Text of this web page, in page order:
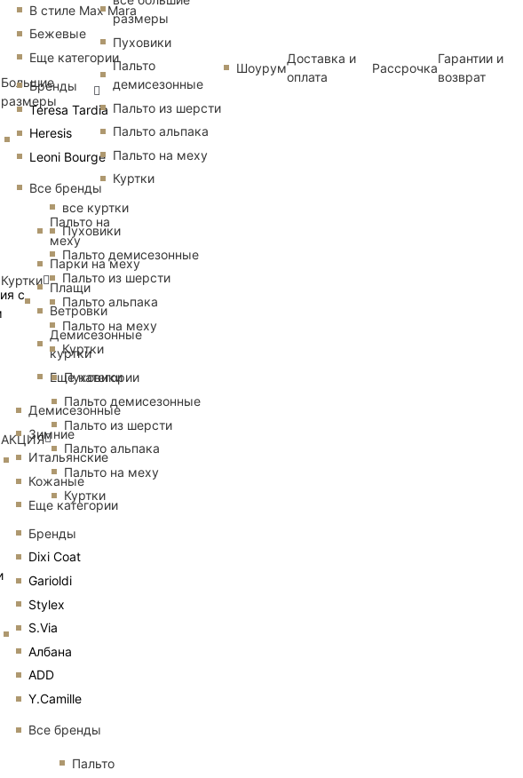
В стиле Max Mara
Бежевые
Еще категории
Бренды
Teresa Tardia
Heresis
Leoni Bourge
Все бренды
с
Пальто на
меху
Парки на меху
Плащи
Ветровки
Демисезонные
куртки
Еще категории
Демисезонные
Зимние
Итальянские
Кожаные
Еще категории
Бренды
Dixi Coat
Garioldi
Stylex
S.Via
Албана
ADD
Y.Camille
Все бренды
Пальто
Большие
размеры
размеры
Пуховики
Пальто
демисезонные
Пальто из шерсти
Пальто альпака
Пальто на меху
Куртки
Куртки
все куртки
Пуховики
Пальто демисезонные
Пальто из шерсти
Пальто альпака
Пальто на меху
Куртки
АКЦИЯ
Пуховики
Пальто демисезонные
Пальто из шерсти
Пальто альпака
Пальто на меху
Куртки
Шоурум
Доставка и
оплата
Рассрочка
Гарантии и
возврат